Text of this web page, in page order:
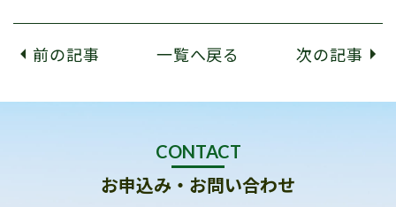
前の記事 一覧へ戻る 次の記事
CONTACT
お申込み・お問い合わせ